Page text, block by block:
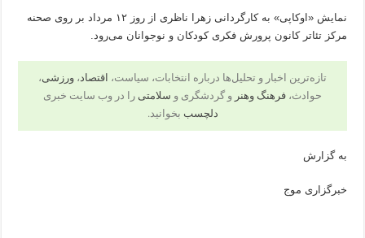
نمایش «اوکاپی» به کارگردانی زهرا ناظری از روز ۱۲ مرداد بر روی صحنه
مرکز تئاتر کانون پرورش فکری کودکان و نوجوانان می‌رود.
تازه‌ترین اخبار و تحلیل‌ها درباره انتخابات، سیاست، اقتصاد، ورزشی،
حوادث، فرهنگ وهنر و گردشگری و سلامتی را در وب سایت خبری
دلچسب بخوانید.
به گزارش
خبرگزاری موج